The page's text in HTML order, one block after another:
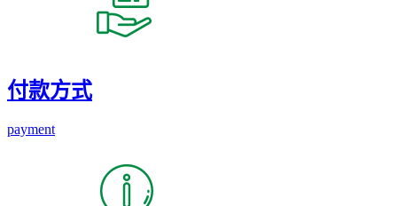
付款方式
payment